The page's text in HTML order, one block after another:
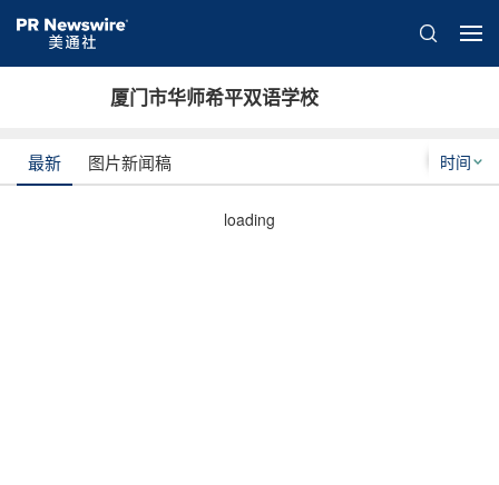
厦门市华师希平双语学校
时间
最新 图片新闻稿
loading